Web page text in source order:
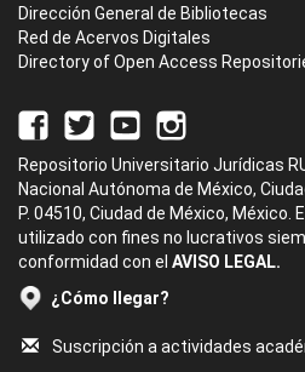
Dirección General de Bibliotecas
Red de Acervos Digitales
Directory of Open Access
Repositorio Universitario Jurídicas
Nacional Autónoma de México,
P. 04510, Ciudad de México,
utilizado con fines no lucrativos
conformidad con el AVISO LEGAL.
¿Cómo llegar?
Suscripción a actividades